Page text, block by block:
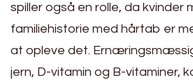
spiller også en rolle, da kvinder
familiehistorie med hårtab er
at opleve det.
jern, D-vitamin og B-vitaminer,